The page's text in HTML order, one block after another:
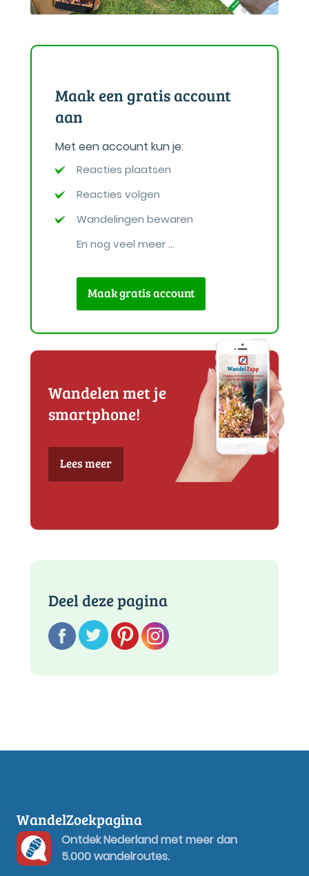
Maak een gratis account
aan
Met een account kun je:
Reacties plaatsen
Reacties volgen
Wandelingen bewaren
En nog veel meer ...
Maak gratis account
Wandelen met je
smartphone!
Lees meer
Deel deze pagina
WandelZoekpagina
Ontdek Nederland met meer dan
5.000 wandelroutes.